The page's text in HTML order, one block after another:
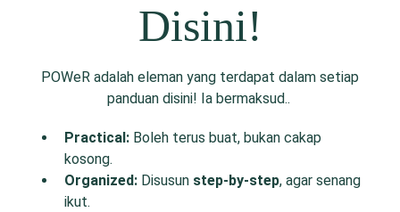
Disini!
POWeR adalah eleman yang terdapat dalam setiap
panduan disini! Ia bermaksud..
Practical: Boleh terus buat, bukan cakap
kosong.
Organized: Disusun step-by-step, agar senang
ikut.